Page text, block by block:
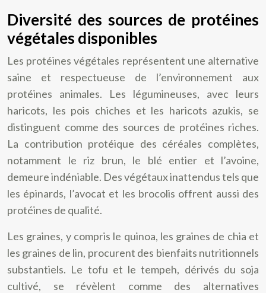
Diversité des sources de protéines
végétales disponibles
Les protéines végétales représentent une alternative
saine et respectueuse de l’environnement aux
protéines animales. Les légumineuses, avec leurs
haricots, les pois chiches et les haricots azukis, se
distinguent comme des sources de protéines riches.
La contribution protéique des céréales complètes,
notamment le riz brun, le blé entier et l’avoine,
demeure indéniable. Des végétaux inattendus tels que
les épinards, l’avocat et les brocolis offrent aussi des
protéines de qualité.
Les graines, y compris le quinoa, les graines de chia et
les graines de lin, procurent des bienfaits nutritionnels
substantiels. Le tofu et le tempeh, dérivés du soja
cultivé, se révèlent comme des alternatives